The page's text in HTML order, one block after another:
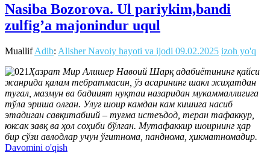
Nasiba Bozorova. Ul pariykim,bandi
zulfig’a majonindur uqul
MuallifAdib: Alisher Navoiy hayoti va ijodi 09.02.2025 izoh yo'q
Ҳазрат Мир Алишер Навоий Шарқ адабиётининг қайси
жанрида қалам тебратмасин, ўз асарининг шакл жиҳатдан
тугал, мазмун ва бадиият нуқтаи назаридан мукаммаллигига
тўла эриша олган. Улуғ шоир камдан кам кишига насиб
этадиган савқитабиий – туғма истеъдод, теран тафаккур,
юксак завқ ва ҳол соҳиби бўлган. Мутафаккир шоирнинг ҳар
бир сўзи авлодлар учун ўгитнома, панднома, ҳикматномадир.
Davomini o'qish